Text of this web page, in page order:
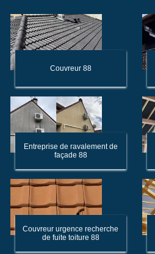
Couvreur 88
Entreprise de ravalement de
façade 88
Couvreur urgence recherche
de fuite toiture 88